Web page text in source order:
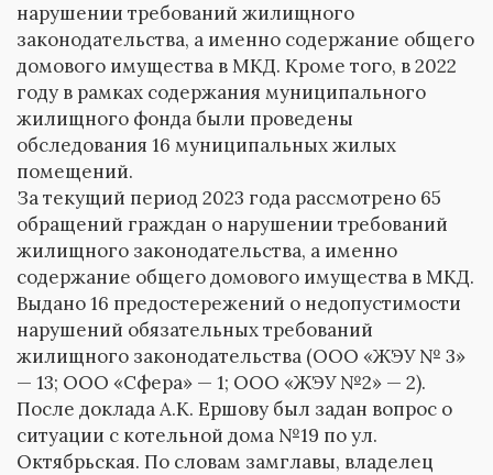
нарушении требований жилищного
законодательства, а именно содержание общего
домового имущества в МКД. Кроме того, в 2022
году в рамках содержания муниципального
жилищного фонда были проведены
обследования 16 муниципальных жилых
помещений.
За текущий период 2023 года рассмотрено 65
обращений граждан о нарушении требований
жилищного законодательства, а именно
содержание общего домового имущества в МКД.
Выдано 16 предостережений о недопустимости
нарушений обязательных требований
жилищного законодательства (ООО «ЖЭУ № 3»
— 13; ООО «Сфера» — 1; ООО «ЖЭУ №2» — 2).
После доклада А.К. Ершову был задан вопрос о
ситуации с котельной дома №19 по ул.
Октябрьская. По словам замглавы, владелец